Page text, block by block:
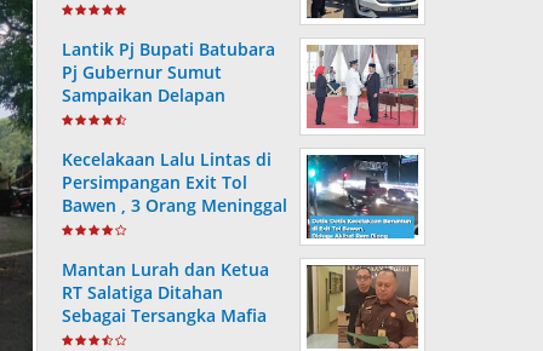
Lantik Pj Bupati Batubara
Pj Gubernur Sumut
Sampaikan Delapan
Arahan Presiden RI
Kecelakaan Lalu Lintas di
Persimpangan Exit Tol
Bawen , 3 Orang Meninggal
dan 9 Lainnya Alami Luka
Mantan Lurah dan Ketua
RT Salatiga Ditahan
Sebagai Tersangka Mafia
Tanah, Negara Rugi Rp 256